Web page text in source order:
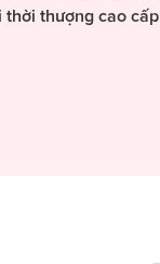
thời thượng cao cấp